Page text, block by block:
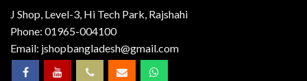
J Shop, Level-3, Hi Tech Park, Rajshahi
Phone: 01965-004100
Email: jshopbangladesh@gmail.com